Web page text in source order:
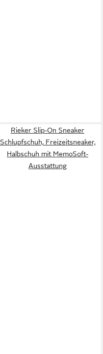
Rieker Slip-On Sneaker
Schlupfschuh, Freizeitsneaker,
Halbschuh mit MemoSoft-
Ausstattung